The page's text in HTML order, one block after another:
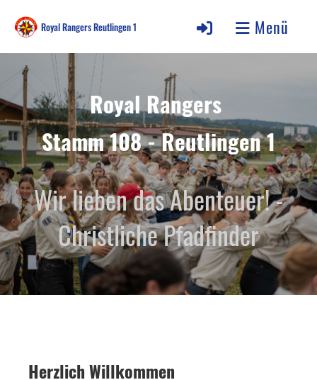
Royal Rangers Reutlingen 1 Menü
Royal Rangers
Stamm 108 - Reutlingen 1
Wir lieben das Abenteuer! -
Christliche Pfadfinder
Herzlich Willkommen